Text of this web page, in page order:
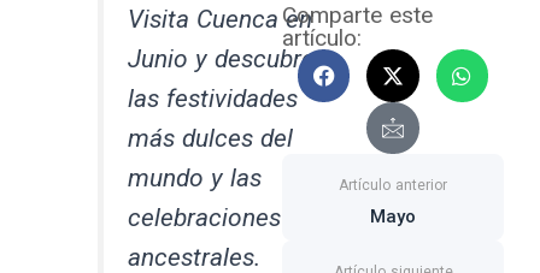
Visita Cuenca en
Junio y descubre
las festividades
más dulces del
mundo y las
celebraciones
ancestrales.
Comparte este
artículo:
F
a
c
X
-
t
w
i
t
e
r
W
h
a
I
c
o
n
-
a
i
Mayo